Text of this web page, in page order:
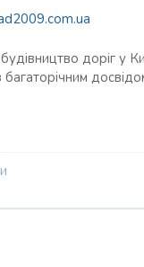
будівництво